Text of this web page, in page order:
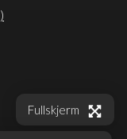
)
Fullskjerm